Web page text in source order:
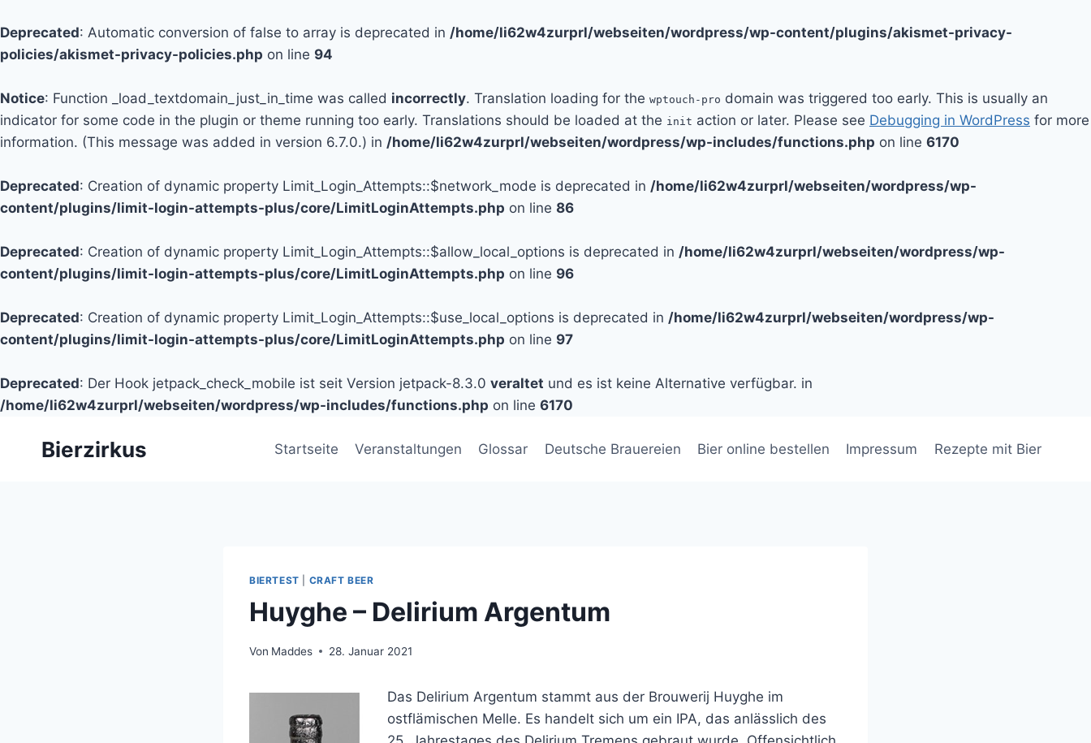
Deprecated: Automatic conversion of false to array is deprecated in /home/li62w4zurprl/webseiten/wordpress/wp-content/plugins/akismet-privacy-
policies/akismet-privacy-policies.php on line 94
Notice: Function _load_textdomain_just_in_time was called incorrectly. Translation loading for the wptouch-pro domain was triggered too early. This is usually an
indicator for some code in the plugin or theme running too early. Translations should be loaded at the init action or later. Please see Debugging in WordPress for more
information. (This message was added in version 6.7.0.) in /home/li62w4zurprl/webseiten/wordpress/wp-includes/functions.php on line 6170
Deprecated: Creation of dynamic property Limit_Login_Attempts::$network_mode is deprecated in /home/li62w4zurprl/webseiten/wordpress/wp-
content/plugins/limit-login-attempts-plus/core/LimitLoginAttempts.php on line 86
Deprecated: Creation of dynamic property Limit_Login_Attempts::$allow_local_options is deprecated in /home/li62w4zurprl/webseiten/wordpress/wp-
content/plugins/limit-login-attempts-plus/core/LimitLoginAttempts.php on line 96
Deprecated: Creation of dynamic property Limit_Login_Attempts::$use_local_options is deprecated in /home/li62w4zurprl/webseiten/wordpress/wp-
content/plugins/limit-login-attempts-plus/core/LimitLoginAttempts.php on line 97
Deprecated: Der Hook jetpack_check_mobile ist seit Version jetpack-8.3.0 veraltet und es ist keine Alternative verfügbar. in
/home/li62w4zurprl/webseiten/wordpress/wp-includes/functions.php on line 6170
Bierzirkus Startseite Veranstaltungen Glossar Deutsche Brauereien Bier online bestellen Impressum Rezepte mit Bier
BIERTEST CRAFT BEER
Huyghe – Delirium Argentum
Von Maddes 28. Januar 2021
Das Delirium Argentum stammt aus der Brouwerij Huyghe im
ostflämischen Melle. Es handelt sich um ein IPA, das anlässlich des